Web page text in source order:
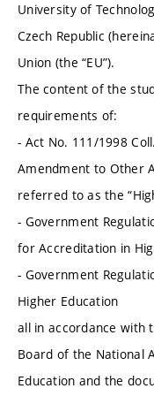
University of
Czech Republic
Union (the “EU”).
The content of the
requirements of:
- Act No. 111/1998
Amendment to Other
referred to as the
- Government
for Accreditation in
- Government
Higher Education
all in accordance with
Board of the National
Education and the